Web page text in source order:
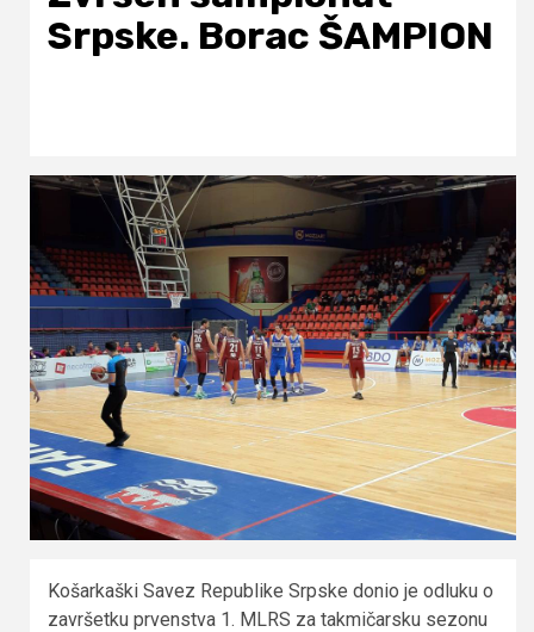
Srpske. Borac ŠAMPION
Košarkaški Savez Republike Srpske donio je odluku o
završetku prvenstva 1. MLRS za takmičarsku sezonu